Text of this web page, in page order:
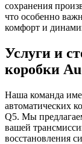
сохранения
что особенно
комфорт и
Услуги и
коробки
Наша команда
автоматических
Q5. Мы
вашей
восстановления